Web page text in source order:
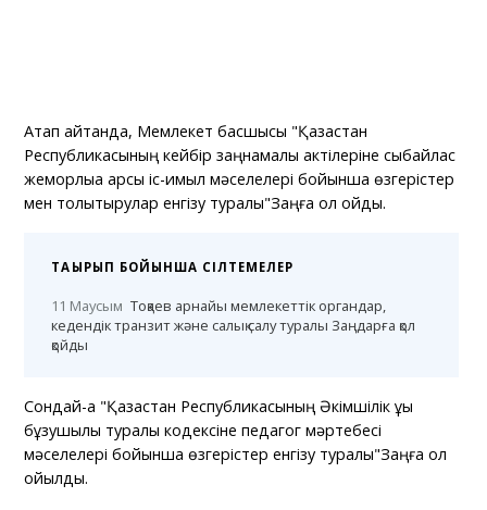
Атап айтқанда, Мемлекет басшысы "Қазақстан
Республикасының кейбір заңнамалық актілеріне сыбайлас
жемқорлыққа қарсы іс-қимыл мәселелері бойынша өзгерістер
мен толықтырулар енгізу туралы"Заңға қол қойды.
ТАҚЫРЫП БОЙЫНША СІЛТЕМЕЛЕР
11 Маусым Тоқаев арнайы мемлекеттік органдар,
кедендік транзит және салық салу туралы Заңдарға қол
қойды
Сондай-ақ "Қазақстан Республикасының Әкімшілік құқық
бұзушылық туралы кодексіне педагог мәртебесі
мәселелері бойынша өзгерістер енгізу туралы"Заңға қол
қойылды.